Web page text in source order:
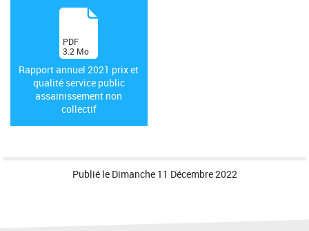
Rapport annuel 2021 prix et
qualité service public
assainissement non
collectif
(PDF
3.2 Mo
)
Publié le Dimanche 11 Décembre 2022